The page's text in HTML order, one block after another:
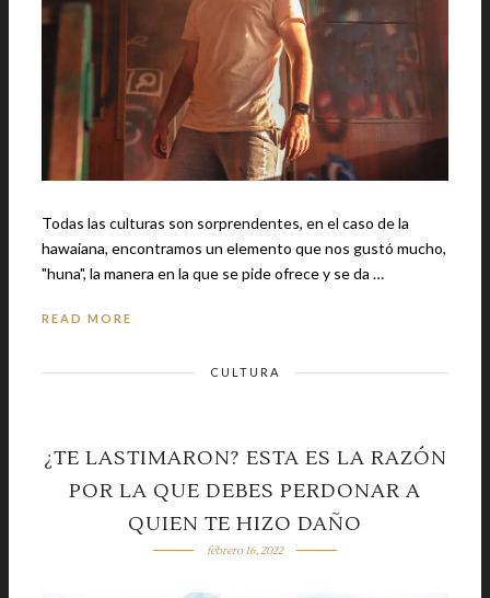
Todas las culturas son sorprendentes, en el caso de la
hawaiana, encontramos un elemento que nos gustó mucho,
"huna", la manera en la que se pide ofrece y se da …
READ MORE
CULTURA
¿TE LASTIMARON? ESTA ES LA RAZÓN
POR LA QUE DEBES PERDONAR A
QUIEN TE HIZO DAÑO
febrero 16, 2022